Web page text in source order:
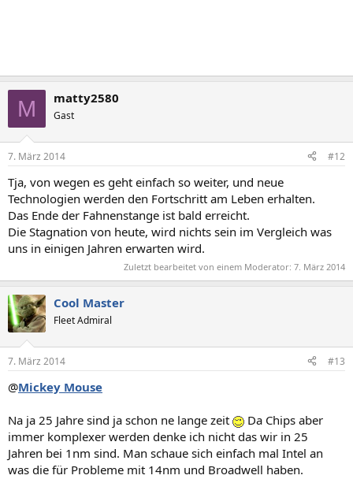
M matty2580
Gast
7. März 2014 #12
Tja, von wegen es geht einfach so weiter, und neue
Technologien werden den Fortschritt am Leben erhalten.
Das Ende der Fahnenstange ist bald erreicht.
Die Stagnation von heute, wird nichts sein im Vergleich was
uns in einigen Jahren erwarten wird.
Zuletzt bearbeitet von einem Moderator: 7. März 2014
Cool Master
Fleet Admiral
7. März 2014 #13
@Mickey Mouse
Na ja 25 Jahre sind ja schon ne lange zeit
Da Chips aber
immer komplexer werden denke ich nicht das wir in 25
Jahren bei 1nm sind. Man schaue sich einfach mal Intel an
was die für Probleme mit 14nm und Broadwell haben.